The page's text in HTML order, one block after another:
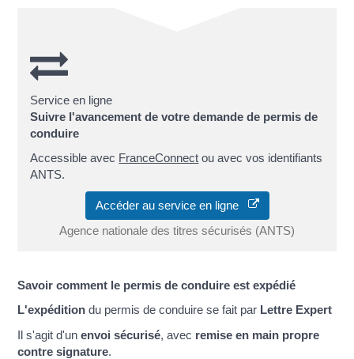
Service en ligne
Suivre l'avancement de votre demande de permis de
conduire
Accessible avec FranceConnect ou avec vos identifiants
ANTS.
Accéder au service en ligne
Agence nationale des titres sécurisés (ANTS)
Savoir comment le permis de conduire est expédié
L'expédition du permis de conduire se fait par Lettre Expert
Il s'agit d'unenvoi sécurisé, avec remise en main propre
contre signature.